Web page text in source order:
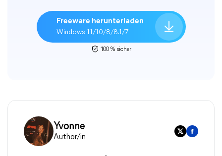
Freeware herunterladen
Windows 11/10/8/8.1/7
100 % sicher
Yvonne
Author/in